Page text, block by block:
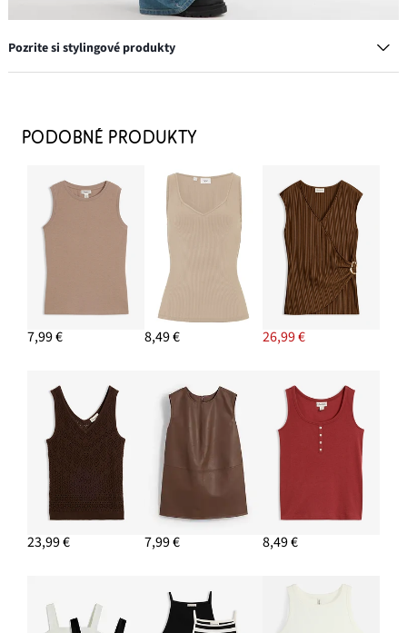
Pozrite si stylingové produkty
38,99 €
PRIDAŤ DO KOŠÍKA
Vrúbkovaný top (2 ks v balení) z bio bavlny
10,99 €
PRIDAŤ DO KOŠÍKA
Prstene, 8 kusov, rôzne dizajny
11,99 €
19,99 €
PRIDAŤ DO KOŠÍKA
PODOBNÉ PRODUKTY
7,99 € 8,49 € 26,99 €
23,99 € 7,99 € 8,49 €